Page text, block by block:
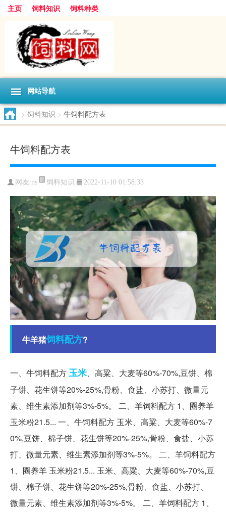
主页 饲料知识 饲料种类
网站导航
> 饲料知识 > 牛饲料配方表
牛饲料配方表
网友:ns 饲料知识 2022-11-10 01:58:33
牛羊猪饲料配方?
一、牛饲料配方玉米、高粱、大麦等60%-70%,豆饼、棉
子饼、花生饼等20%-25%,骨粉、食盐、小苏打、微量元
素、维生素添加剂等3%-5%。 二、羊饲料配方 1、圈养羊
玉米粉21.5... 一、牛饲料配方 玉米、高粱、大麦等60%-7
0%,豆饼、棉子饼、花生饼等20%-25%,骨粉、食盐、小苏
打、微量元素、维生素添加剂等3%-5%。 二、羊饲料配方
1、圈养羊 玉米粉21.5... 玉米、高粱、大麦等60%-70%,豆
饼、棉子饼、花生饼等20%-25%,骨粉、食盐、小苏打、
微量元素、维生素添加剂等3%-5%。 二、羊饲料配方 1、